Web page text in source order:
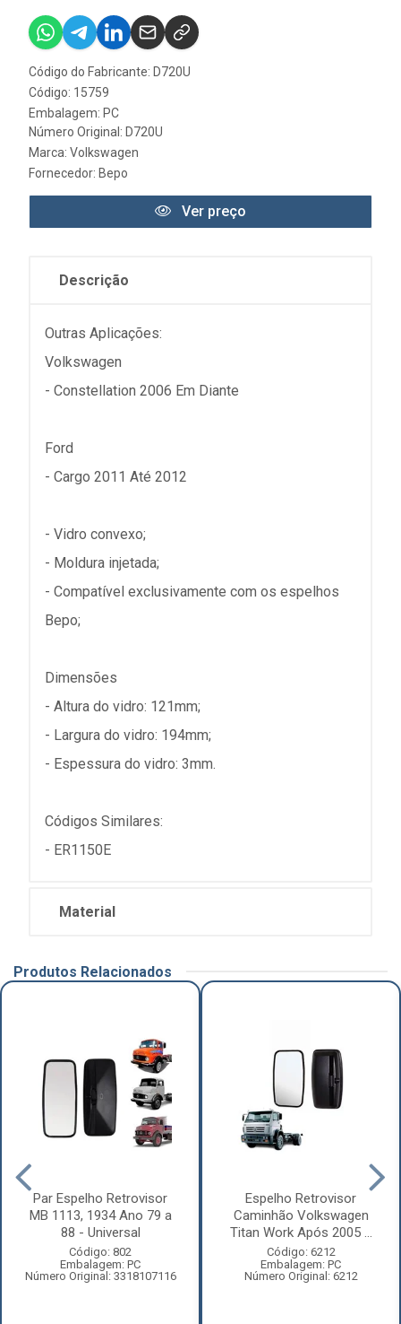
Código do Fabricante: D720U
Código: 15759
Embalagem: PC
Número Original: D720U
Marca: Volkswagen
Fornecedor: Bepo
Ver preço
Descrição
Outras Aplicações:
Volkswagen
- Constellation 2006 Em Diante
Ford
- Cargo 2011 Até 2012
- Vidro convexo;
- Moldura injetada;
- Compatível exclusivamente com os espelhos
Bepo;
Dimensões
- Altura do vidro: 121mm;
- Largura do vidro: 194mm;
- Espessura do vidro: 3mm.
Códigos Similares:
- ER1150E
Material
Produtos Relacionados
Par Espelho Retrovisor
MB 1113, 1934 Ano 79 a
88 - Universal
Código: 802
Embalagem: PC
Número Original: 3318107116
Espelho Retrovisor
Caminhão Volkswagen
Titan Work Após 2005 ...
Código: 6212
Embalagem: PC
Número Original: 6212